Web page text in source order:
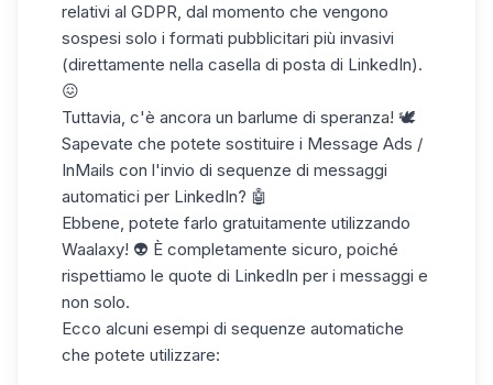
relativi al GDPR, dal momento che vengono
sospesi solo i formati pubblicitari più invasivi
(direttamente nella casella di posta di LinkedIn).
😖
Tuttavia, c'è ancora un barlume di speranza! 🕊️
Sapevate che potete sostituire i Message Ads /
InMails con l'invio di sequenze di messaggi
automatici per LinkedIn? 🤖
Ebbene, potete farlo gratuitamente utilizzando
Waalaxy! 👽 È completamente sicuro, poiché
rispettiamo le quote di LinkedIn per i messaggi e
non solo.
Ecco alcuni esempi di sequenze automatiche
che potete utilizzare: